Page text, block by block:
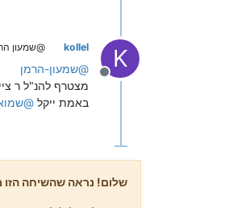
K
מנותק
kollel @שמעון
@שמעון-הרמן
מצטרף להנ"ל ר
באמת ייקל @
שלום! נראה שהשיחה הזו